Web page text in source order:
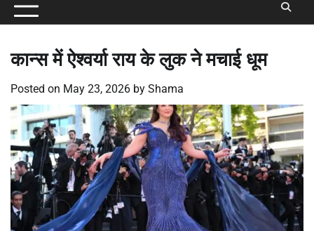
कान्स में ऐश्वर्या राय के लुक ने मचाई धूम
Posted on May 23, 2026 by Shama